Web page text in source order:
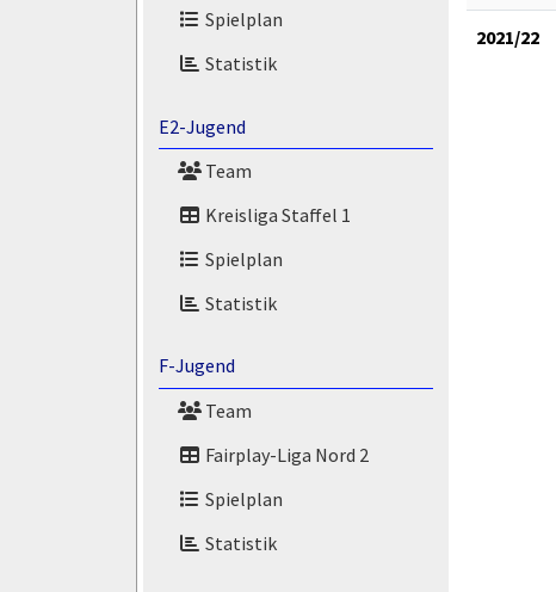
Spielplan
Statistik
E2-Jugend
Team
Kreisliga Staffel 1
Spielplan
Statistik
F-Jugend
Team
Fairplay-Liga Nord 2
Spielplan
Statistik
2021/22